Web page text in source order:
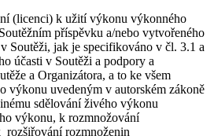
(licenci) k užití výkonu výkonného
příspěvku a/nebo vytvořeného
Soutěži, jak je specifikováno v čl. 3.1 a
účasti v Soutěži a podpory a
a Organizátora, a to ke všem
výkonu uvedeným v autorském zákoně
sdělování živého výkonu
výkonu, k rozmnožování
rozšiřování rozmnoženin